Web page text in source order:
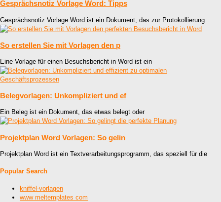
Gesprächsnotiz Vorlage Word: Tipps
Gesprächsnotiz Vorlage Word ist ein Dokument, das zur Protokollierung
So erstellen Sie mit Vorlagen den p
Eine Vorlage für einen Besuchsbericht in Word ist ein
Belegvorlagen: Unkompliziert und ef
Ein Beleg ist ein Dokument, das etwas belegt oder
Projektplan Word Vorlagen: So gelin
Projektplan Word ist ein Textverarbeitungsprogramm, das speziell für die
Popular Search
kniffel-vorlagen
www meltemplates com